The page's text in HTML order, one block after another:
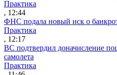
Практика
, 12:44
ФНС подала новый иск о
Практика
, 12:17
ВС подтвердил доначисление
самолета
Практика